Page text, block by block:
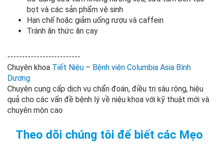
bọt và các sản phẩm vệ sinh
Hạn chế hoặc giảm uống rượu và caffein
Tránh ăn thức ăn cay
-------------------------
Chuyên khoa Tiết Niệu – Bệnh viện Columbia Asia Bình
Dương
Chuyên cung cấp dịch vụ chẩn đoán, điều trị sâu rộng, hiệu
quả cho các vấn đề bệnh lý về niệu khoa với kỹ thuật mới và
chuyên môn cao
Theo dõi chúng tôi để biết các Mẹo